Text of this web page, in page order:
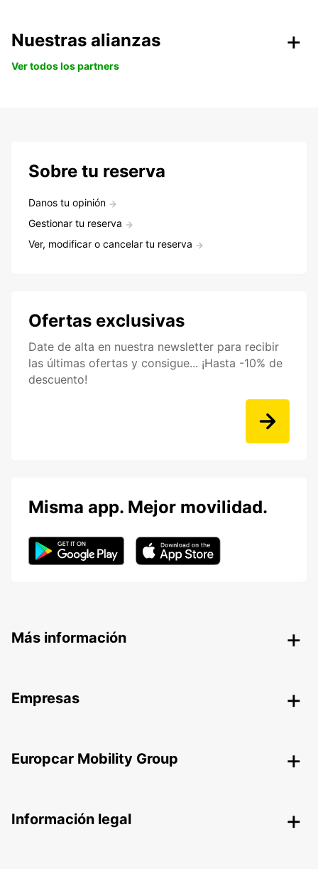
Nuestras alianzas
Ver todos los partners
Sobre tu reserva
Danos tu opinión
Gestionar tu reserva
Ver, modificar o cancelar tu reserva
Ofertas exclusivas
Date de alta en nuestra newsletter para recibir
las últimas ofertas y consigue... ¡Hasta -10% de
descuento!
Misma app. Mejor movilidad.
Más información
Empresas
Europcar Mobility Group
Información legal